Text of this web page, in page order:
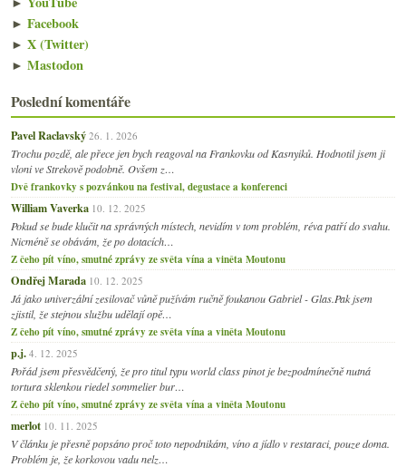
► Facebook
► X (Twitter)
► Mastodon
Poslední komentáře
Pavel Raclavský 26. 1. 2026
Trochu pozdě, ale přece jen bych reagoval na Frankovku od Kasnyiků. Hodnotil jsem ji
vloni ve Strekově podobně. Ovšem z…
Dvě frankovky s pozvánkou na festival, degustace a konferenci
William Vaverka 10. 12. 2025
Pokud se bude klučit na správných místech, nevidím v tom problém, réva patří do svahu.
Nicméně se obávám, že po dotacích…
Z čeho pít víno, smutné zprávy ze světa vína a viněta Moutonu
Ondřej Marada 10. 12. 2025
Já jako univerzální zesilovač vůně pužívám ručně foukanou Gabriel - Glas.Pak jsem
zjistil, že stejnou službu udělají opě…
Z čeho pít víno, smutné zprávy ze světa vína a viněta Moutonu
p.j. 4. 12. 2025
Pořád jsem přesvědčený, že pro titul typu world class pinot je bezpodmínečně nutná
tortura sklenkou riedel sommelier bur…
Z čeho pít víno, smutné zprávy ze světa vína a viněta Moutonu
merlot 10. 11. 2025
V článku je přesně popsáno proč toto nepodnikám, víno a jídlo v restaraci, pouze doma.
Problém je, že korkovou vadu nelz…